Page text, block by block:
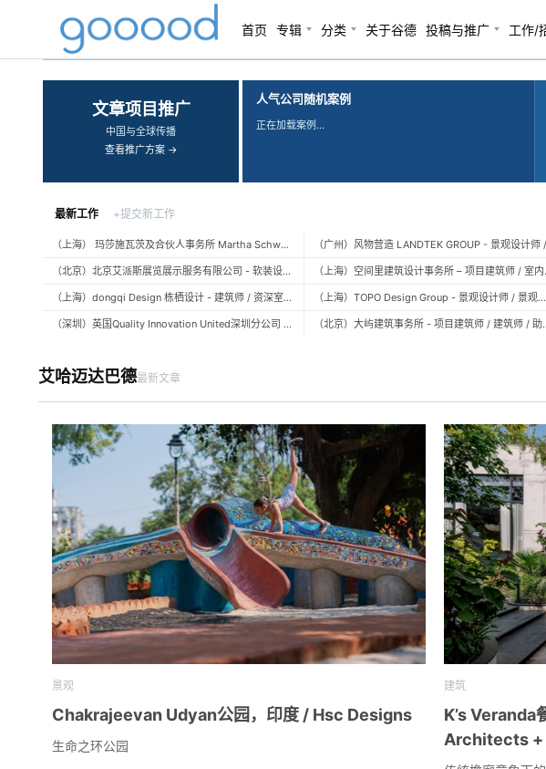
首页 专辑 分类 关于谷德 投稿与推广 工作/
‹ ›
文章项目推广
中国与全球传播
查看推广方案 →
人气公司随机案例
正在加载案例…
最新工作 +提交新工作
（上海） 玛莎施瓦茨及合伙人事务所 Martha Schwartz Partners – 高级景观建筑师 Senior Landscape Designer / 景观建筑师 Landscape Designer
（北京）北京艾派斯展览展示服务有限公司 - 软装设计师 / 陈列设计师
（上海）dongqi Design 栋栖设计 - 建筑师 / 资深室内设计师 / 室内设计师 / 媒体及公共关系主管 / 设计实习生（常年招聘）
（深圳）英国Quality Innovation United深圳分公司 - 建筑设计师 / 资深建筑设计师 / 室内设计师 / 设计实习生
（上海）空
（上海）TOPO Design Group - 景观设计师 / 景观后期设计师 / 景观实习生
（北京）大屿建筑事务
艾哈迈达巴德最新文章
景观
Chakrajeevan Udyan公园，印度 / Hsc Designs
生命之环公园
建筑
K’s Veranda
Architects +